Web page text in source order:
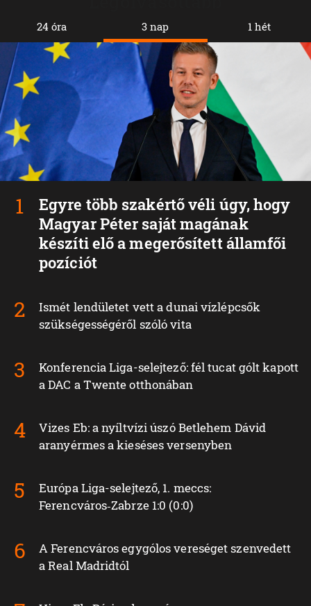
24 óra 3 nap
Egyre több szakértő véli úgy, hogy
Magyar Péter saját magának
készíti elő a megerősített államfői
pozíciót
Ismét lendületet vett a dunai vízlépcsők
szükségességéről szóló vita
Konferencia Liga-selejtező: fél tucat gólt kapott
a DAC a Twente otthonában
Vizes Eb: a nyíltvízi úszó Betlehem Dávid
aranyérmes a kieséses versenyben
Európa Liga-selejtező, 1. meccs:
Ferencváros‑Zabrze 1:0 (0:0)
A Ferencváros egygólos vereséget szenvedett
a Real Madridtól
1 hét